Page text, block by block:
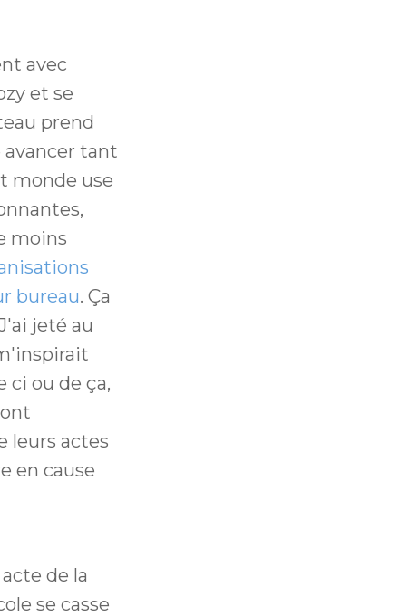
avec
et se
prend
tant
monde use
moins
bureau. Ça
jeté au
ci ou de ça,
leurs actes
en cause
de la
se casse